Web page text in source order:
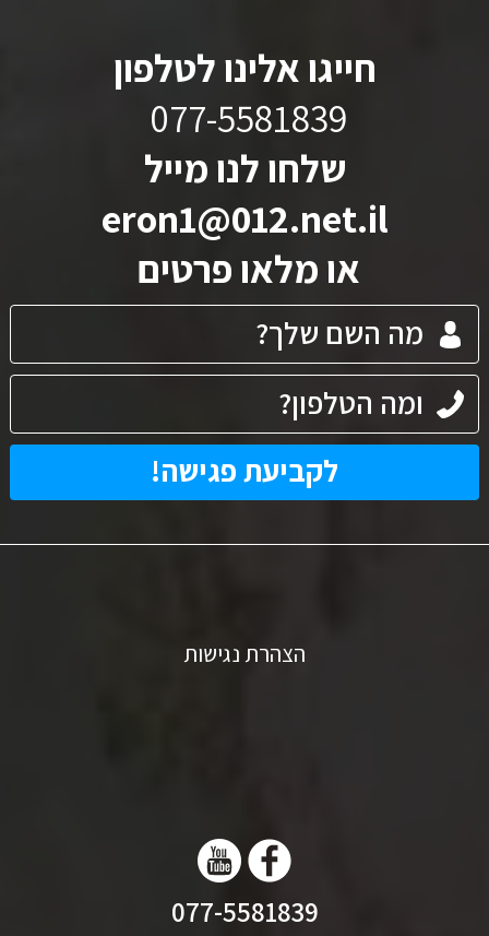
חייגו אלינו לטלפון
077-5581839
שלחו לנו מייל
eron1@012.net.il
או מלאו פרטים
הצהרת נגישות
077-5581839